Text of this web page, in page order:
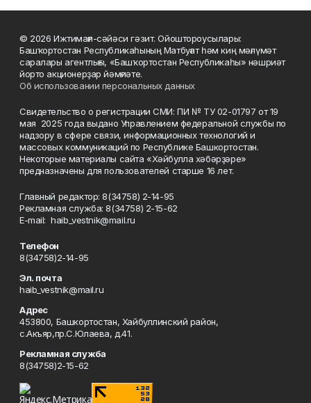
© 2026 Ижтимағи-сәйәси гәзит. Ойоштороусылары:
Башҡортостан Республикаһының Матбуғат һәм киң мәғлүмәт
саралары агентлығы, «Башҡортостан Республикаһы» нәшриәт
йорто акционерҙар йәмғиәте.
Об использовании персональных данных
Свидетельство о регистрации СМИ: ПИ № ТУ 02-01797 от 19
мая 2025 года выдано Управлением федеральной службы по
надзору в сфере связи, информационных технологий и
массовых коммуникаций по Республике Башкортостан.
Некоторые материалы сайта «Хәйбулла хәбәрҙәре»
предназначены для пользователей старше 16 лет.
Главный редактор: 8(34758) 2-14-95
Рекламная служба: 8(34758) 2-15-62
Е-mаil: haib_vestnik@mail.ru
Телефон
8(34758)2-14-95
Эл. почта
haib_vestnik@mail.ru
Адрес
453800, Башкортостан, Хайбуллинский район,
с.Акъяр,пр.С.Юлаева, д.41.
Рекламная служба
8(34758)2-15-62